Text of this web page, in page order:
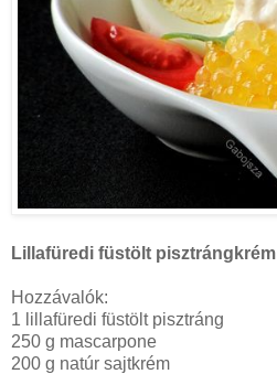
Lillafüredi füstölt pisztrángkrém
Hozzávalók:
1 lillafüredi füstölt pisztráng
250 g mascarpone
200 g natúr sajtkrém